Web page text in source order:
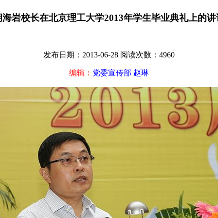
海岩校长在北京理工大学2013年学生毕业典礼上的讲
发布日期：2013-06-28 阅读次数： 4960
编辑： 党委宣传部 赵琳